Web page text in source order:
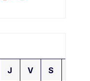
J V S